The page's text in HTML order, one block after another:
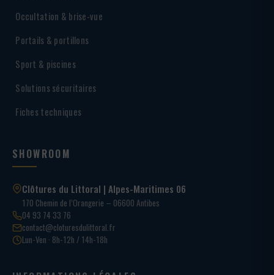
Occultation & brise-vue
Portails & portillons
Sport & piscines
Solutions sécuritaires
Fiches techniques
SHOWROOM
Clôtures du Littoral | Alpes-Maritimes 06
170 Chemin de l’Orangerie – 06600 Antibes
04 93 74 33 76
contact@cloturesdulittoral.fr
Lun-Ven · 8h-12h / 14h-18h